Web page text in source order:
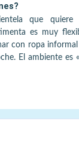
que quiere
es muy
con ropa
El ambiente es